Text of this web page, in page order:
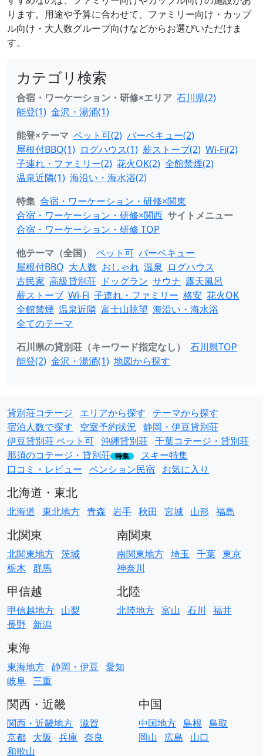
ります。用途や予算に合わせて、ファミリー向け・カップ
ル向け・大人数グループ向けなどからお選びいただけま
す。
カテゴリ検索
合宿・ワーケーション・研修×エリア 石川県(2)
能登(1) 金沢・湯涌(1)
能登×テーマ ペット可(2) バーベキュー(2)
屋根付BBQ(1) ログハウス(1) 薪ストーブ(2) Wi-Fi(2)
子連れ・ファミリー(2) 花火OK(2) 全館禁煙(2)
温泉近隣(1) 海沿い・海水浴(2)
特集 合宿・ワーケーション・研修×関東
合宿・ワーケーション・研修×関西 サイトメニュー
合宿・ワーケーション・研修 TOP
他テーマ（全国）
ペット可 バーベキュー
屋根付BBQ 大人数 おしゃれ 温泉 ログハウス
古民家 高級貸別荘 ドッグラン サウナ 露天風呂
薪ストーブ Wi-Fi 子連れ・ファミリー 格安 花火OK
全館禁煙 温泉近隣 富士山眺望 海沿い・海水浴
全てのテーマ
石川県の貸別荘（キーワード指定なし）
石川県TOP
能登(2) 金沢・湯涌(1) 地図から探す
貸別荘コテージ エリアから探す
テーマから探す
宿泊人数で探す
空室予約状況 静岡・伊豆貸別荘
伊豆貸別荘 ペット可 沖縄貸別荘 千葉コテージ・貸別荘
那須のコテージ・貸別荘 特集
スキー特集
口コミ・レビュー ペンション民宿 お気に入り
北海道・東北
北海道 東北地方 青森 岩手 秋田 宮城 山形 福島
北関東
北関東地方 茨城
栃木 群馬
南関東
南関東地方 埼玉 千葉 東京
神奈川
甲信越
甲信越地方 山梨
長野
新潟
北陸
北陸地方 富山 石川 福井
東海
東海地方 静岡・伊豆 愛知
岐阜 三重
関西・近畿
関西・近畿地方 滋賀
京都 大阪 兵庫 奈良
和歌山
中国
中国地方 島根 鳥取
岡山
広島 山口